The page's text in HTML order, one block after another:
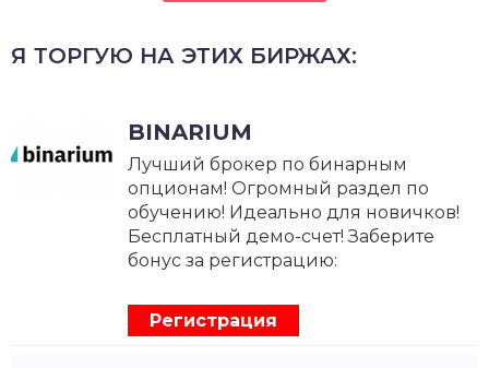
Я ТОРГУЮ НА ЭТИХ БИРЖАХ:
BINARIUM
Лучший брокер по бинарным
опционам! Огромный раздел по
обучению! Идеально для новичков!
Бесплатный демо-счет! Заберите
бонус за регистрацию:
Регистрация